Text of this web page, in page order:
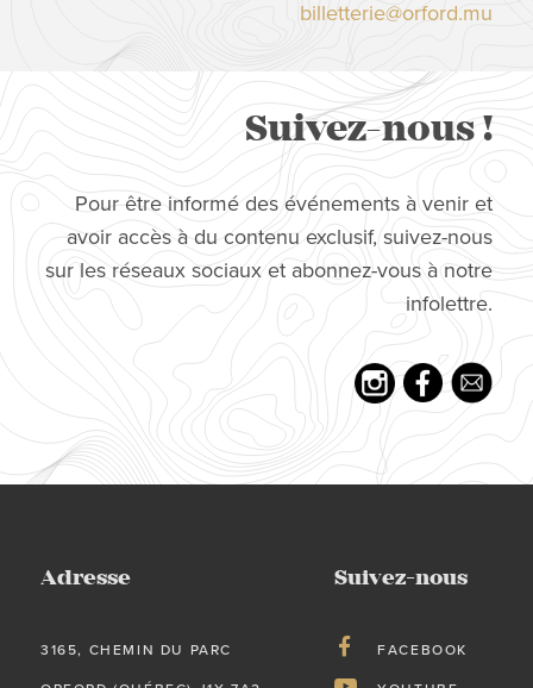
billetterie@orford.mu
Suivez-nous !
Pour être informé des événements à venir et
avoir accès à du contenu exclusif, suivez-nous
sur les réseaux sociaux et abonnez-vous à notre
infolettre.
Adresse
3165, CHEMIN DU PARC
Suivez-nous
FACEBOOK